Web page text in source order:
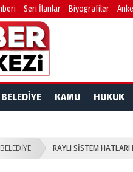
Seri İlanlar Biyografiler
BELEDİYE KAMU HUKUK
BELEDİYE RAYLI SİSTEM HATLARI